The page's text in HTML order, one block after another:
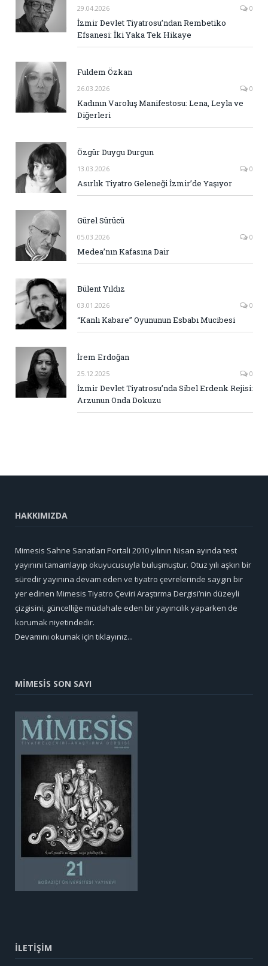
29.04.2026 0
İzmir Devlet Tiyatrosu’ndan Rembetiko
Efsanesi: İki Yaka Tek Hikaye
Fuldem Özkan
26.03.2026 0
Kadının Varoluş Manifestosu: Lena, Leyla ve
Diğerleri
Özgür Duygu Durgun
13.03.2026 0
Asırlık Tiyatro Geleneği İzmir’de Yaşıyor
Gürel Sürücü
05.03.2026 0
Medea’nın Kafasına Dair
Bülent Yıldız
03.01.2026 0
“Kanlı Kabare” Oyununun Esbabı Mucibesi
İrem Erdoğan
25.12.2025 0
İzmir Devlet Tiyatrosu’nda Sibel Erdenk Rejisi:
Arzunun Onda Dokuzu
HAKKIMIZDA
Mimesis Sahne Sanatları Portali 2010 yılının Nisan ayında test
yayınını tamamlayıp okuyucusuyla buluşmuştur. Otuz yılı aşkın bir
süredir yayınına devam eden ve tiyatro çevrelerinde saygın bir
yer edinen Mimesis Tiyatro Çeviri Araştırma Dergisi’nin düzeyli
çizgisini, güncelliğe müdahale eden bir yayıncılık yaparken de
korumak niyetindedir.
Devamını okumak için tıklayınız...
MİMESİS SON SAYI
İLETİŞİM